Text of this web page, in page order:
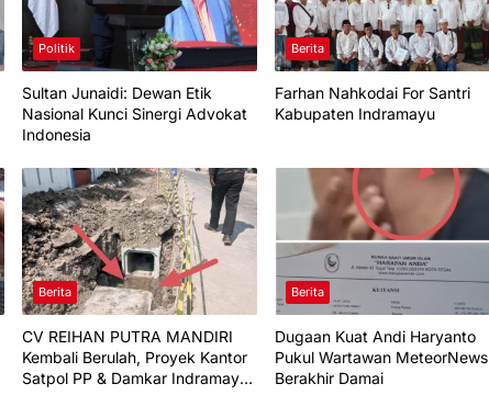
Politik
Sultan Junaidi: Dewan Etik
Nasional Kunci Sinergi Advokat
Indonesia
Berita
Farhan Nahkodai For Santri
Kabupaten Indramayu
Berita
CV REIHAN PUTRA MANDIRI
Kembali Berulah, Proyek Kantor
Satpol PP & Damkar Indramayu
Berita
Dugaan Kuat Andi Haryanto
Pukul Wartawan MeteorNews
Berakhir Damai